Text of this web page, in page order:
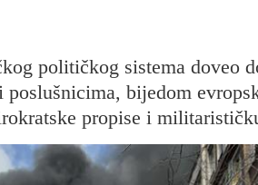
političkog sistema doveo
bijedom
propise i